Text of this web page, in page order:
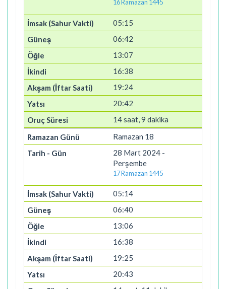
16 Ramazan 1445
05:15
06:42
13:07
16:38
19:24
20:42
14 saat, 9 dakika
Ramazan 18
28 Mart 2024 -
Perşembe
17 Ramazan 1445
05:14
06:40
13:06
16:38
19:25
20:43